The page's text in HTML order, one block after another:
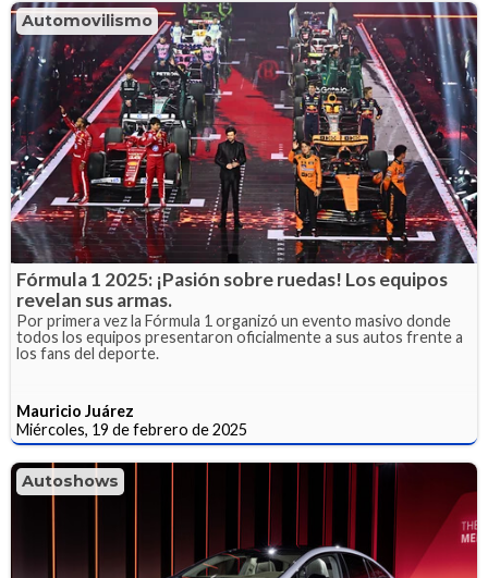
Automovilismo
Fórmula 1 2025: ¡Pasión sobre ruedas! Los equipos
revelan sus armas.
Por primera vez la Fórmula 1 organizó un evento masivo donde
todos los equipos presentaron oficialmente a sus autos frente a
los fans del deporte.
Mauricio Juárez
Miércoles, 19 de febrero de 2025
Autoshows